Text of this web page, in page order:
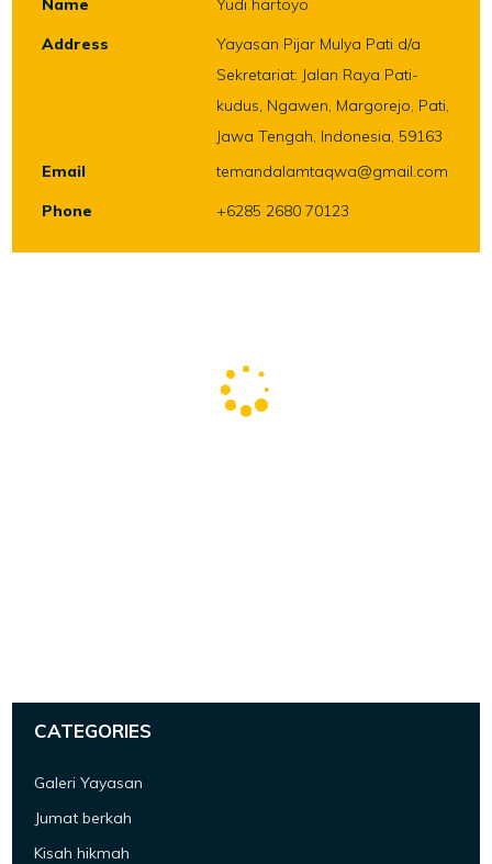
Name
Yudi hartoyo
Address
Yayasan Pijar Mulya Pati d/a
Sekretariat: Jalan Raya Pati-
kudus, Ngawen, Margorejo, Pati,
Jawa Tengah, Indonesia, 59163
Email
temandalamtaqwa@gmail.com
Phone
+6285 2680 70123
CATEGORIES
Galeri Yayasan
Jumat berkah
Kisah hikmah